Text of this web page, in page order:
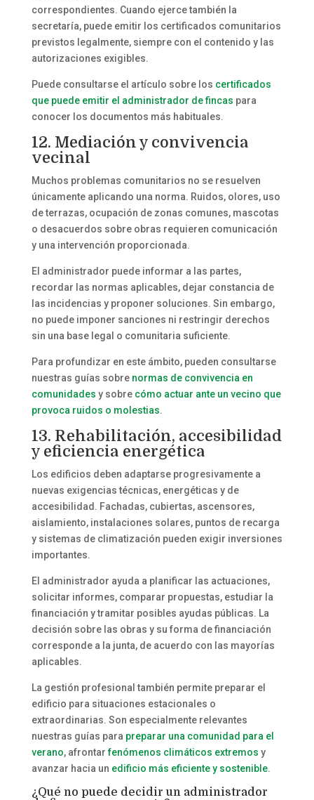
correspondientes. Cuando ejerce también la
secretaría, puede emitir los certificados comunitarios
previstos legalmente, siempre con el contenido y las
autorizaciones exigibles.
Puede consultarse el artículo sobre los certificados
que puede emitir el administrador de fincas para
conocer los documentos más habituales.
12. Mediación y convivencia
vecinal
Muchos problemas comunitarios no se resuelven
únicamente aplicando una norma. Ruidos, olores, uso
de terrazas, ocupación de zonas comunes, mascotas
o desacuerdos sobre obras requieren comunicación
y una intervención proporcionada.
El administrador puede informar a las partes,
recordar las normas aplicables, dejar constancia de
las incidencias y proponer soluciones. Sin embargo,
no puede imponer sanciones ni restringir derechos
sin una base legal o comunitaria suficiente.
Para profundizar en este ámbito, pueden consultarse
nuestras guías sobre normas de convivencia en
comunidades y sobre cómo actuar ante un vecino que
provoca ruidos o molestias.
13. Rehabilitación, accesibilidad
y eficiencia energética
Los edificios deben adaptarse progresivamente a
nuevas exigencias técnicas, energéticas y de
accesibilidad. Fachadas, cubiertas, ascensores,
aislamiento, instalaciones solares, puntos de recarga
y sistemas de climatización pueden exigir inversiones
importantes.
El administrador ayuda a planificar las actuaciones,
solicitar informes, comparar propuestas, estudiar la
financiación y tramitar posibles ayudas públicas. La
decisión sobre las obras y su forma de financiación
corresponde a la junta, de acuerdo con las mayorías
aplicables.
La gestión profesional también permite preparar el
edificio para situaciones estacionales o
extraordinarias. Son especialmente relevantes
nuestras guías para preparar una comunidad para el
verano, afrontarfenómenos climáticos extremos y
avanzar hacia un edificio más eficiente y sostenible.
¿Qué no puede decidir un administrador